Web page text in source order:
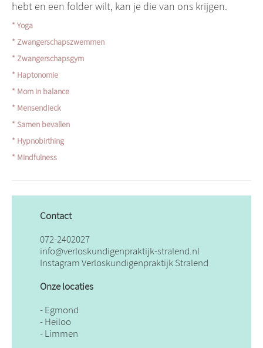
hebt en een folder wilt, kan je die van ons krijgen.
* Yoga
* Zwangerschapszwemmen
* Zwangerschapsgym
* Haptonomie
* Mom in balance
* Mensendieck
* Samen bevallen
* Hypnobirthing
* Mindfulness
Contact
072-2402027
info@verloskundigenpraktijk-stralend.nl
Instagram Verloskundigenpraktijk Stralend
Onze locaties
- Egmond
- Heiloo
- Limmen